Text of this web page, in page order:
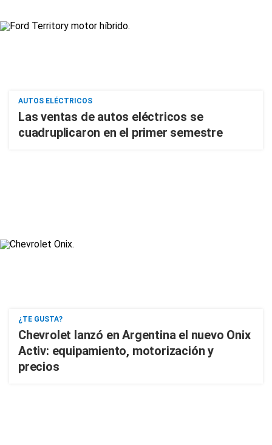
AUTOS ELÉCTRICOS
Las ventas de autos eléctricos se
cuadruplicaron en el primer semestre
¿TE GUSTA?
Chevrolet lanzó en Argentina el nuevo Onix
Activ: equipamiento, motorización y
precios